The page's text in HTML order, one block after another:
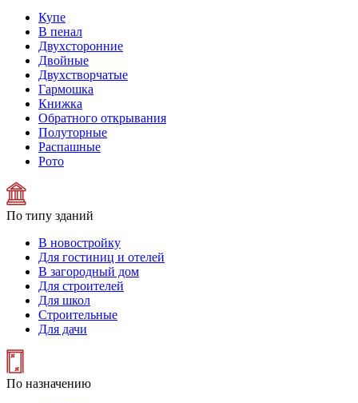
Купе
В пенал
Двухсторонние
Двойные
Двухстворчатые
Гармошка
Книжка
Обратного открывания
Полуторные
Распашные
Рото
По типу зданий
В новостройку
Для гостиниц и отелей
В загородный дом
Для строителей
Для школ
Строительные
Для дачи
По назначению